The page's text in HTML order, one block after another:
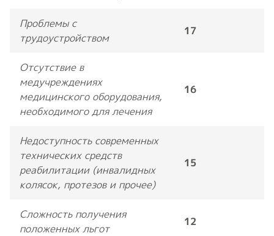
Проблемы с
трудоустройством
17
Отсутствие в
медучреждениях
медицинского оборудования,
необходимого для лечения
16
Недоступность современных
технических средств
реабилитации (инвалидных
колясок, протезов и прочее)
15
Сложность получения
положенных льгот
12